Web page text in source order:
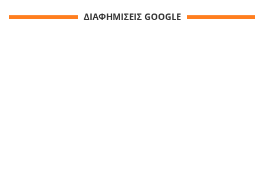
ΔΙΑΦΗΜΙΣΕΙΣ GOOGLE